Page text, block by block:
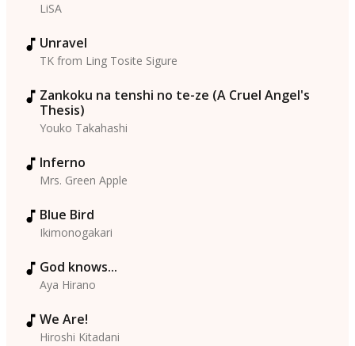
LiSA
Unravel
TK from Ling Tosite Sigure
Zankoku na tenshi no te-ze (A Cruel Angel's
Thesis)
Youko Takahashi
Inferno
Mrs. Green Apple
Blue Bird
Ikimonogakari
God knows...
Aya Hirano
We Are!
Hiroshi Kitadani